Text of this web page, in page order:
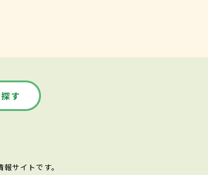
す
サイトです。